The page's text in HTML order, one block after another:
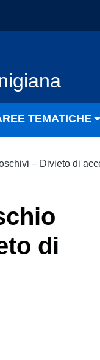
TEMATICHE
– Divieto di
di